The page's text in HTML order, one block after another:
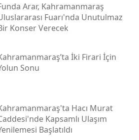
Arar, Kahramanmaraş
Fuarı'nda Unutulmaz
Konser Verecek
İki Firari İçin
Sonu
Hacı Murat
Kapsamlı Ulaşım
Başlatıldı